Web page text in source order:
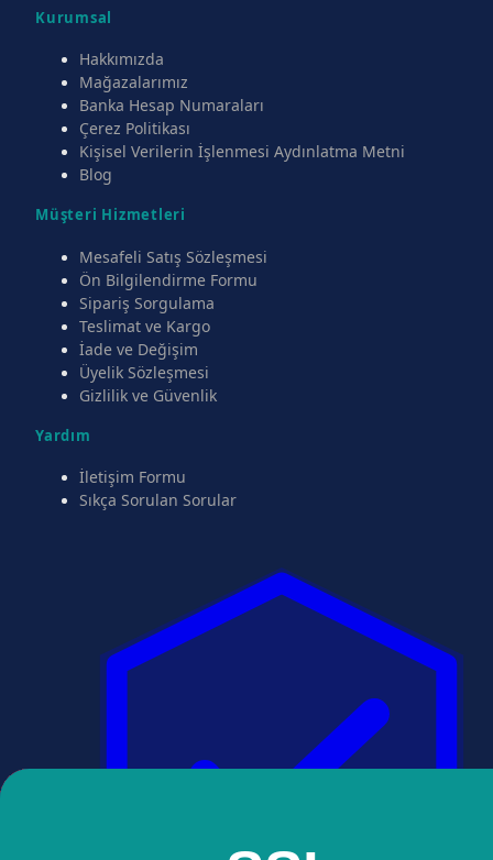
Kurumsal
Hakkımızda
Mağazalarımız
Banka Hesap Numaraları
Çerez Politikası
Kişisel Verilerin İşlenmesi Aydınlatma Metni
Blog
Müşteri Hizmetleri
Mesafeli Satış Sözleşmesi
Ön Bilgilendirme Formu
Sipariş Sorgulama
Teslimat ve Kargo
İade ve Değişim
Üyelik Sözleşmesi
Gizlilik ve Güvenlik
Yardım
İletişim Formu
Sıkça Sorulan Sorular